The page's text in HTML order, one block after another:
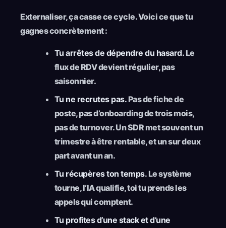
Externaliser, ça casse ce cycle. Voici ce que tu
gagnes concrètement :
Tu arrêtes de dépendre du hasard. Le
flux de RDV devient régulier, pas
saisonnier.
Tu ne recrutes pas. Pas de fiche de
poste, pas d’onboarding de trois mois,
pas de turnover. Un SDR met souvent un
trimestre à être rentable, et un sur deux
part avant un an.
Tu récupères ton temps. Le système
tourne, l’IA qualifie, toi tu prends les
appels qui comptent.
Tu profites d’une stack et d’une